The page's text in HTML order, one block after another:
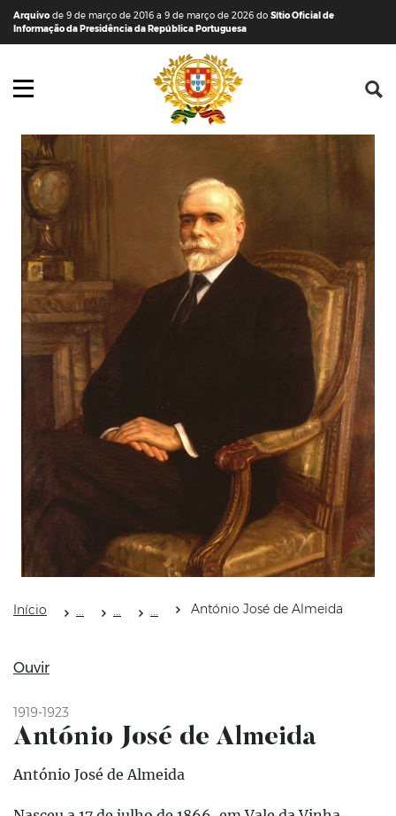
Saltar para o conteúdo (tecla de atalho c)
Mapa do Sítio
Arquivo de 9 de março de 2016 a 9 de março de 2026 do Sítio Oficial de
Informação da Presidência da República Portuguesa
Abrir menu principal
Início António José de Almeida
Ouvir
1919-1923
António José de Almeida
António José de Almeida